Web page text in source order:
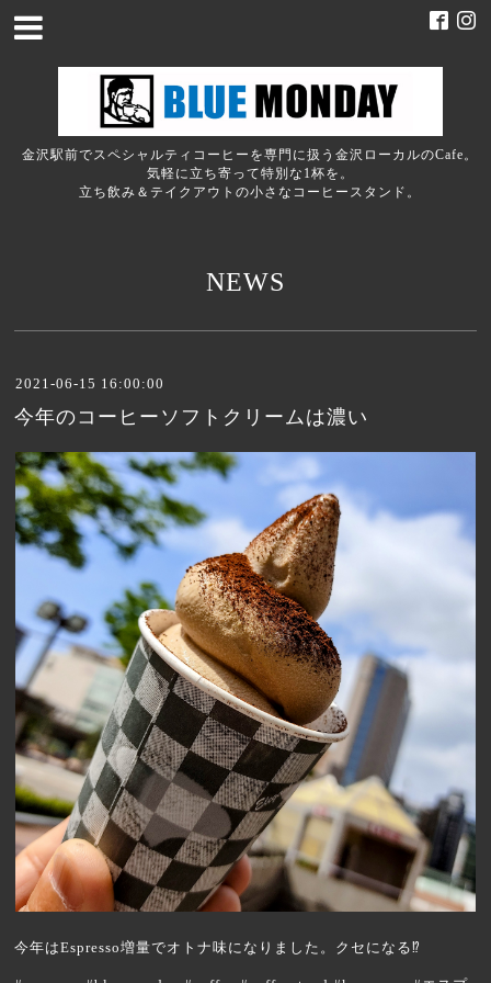
金沢駅前でスペシャルティコーヒーを専門に扱う金沢ローカルのCafe。
気軽に立ち寄って特別な1杯を。
立ち飲み＆テイクアウトの小さなコーヒースタンド。
NEWS
2021-06-15 16:00:00
今年のコーヒーソフトクリームは濃い
今年はEspresso増量でオトナ味になりました。クセになる⁉︎